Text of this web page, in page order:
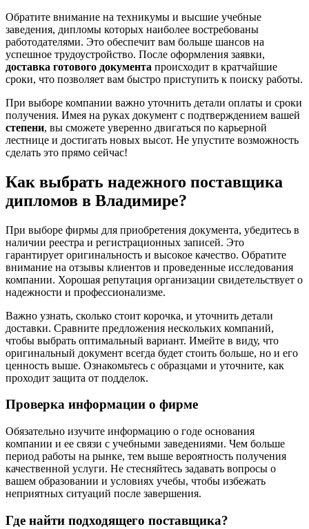
Обратите внимание на техникумы и высшие учебные
заведения, дипломы которых наиболее востребованы
работодателями. Это обеспечит вам больше шансов на
успешное трудоустройство. После оформления заявки,
доставка готового документа происходит в кратчайшие
сроки, что позволяет вам быстро приступить к поиску работы.
При выборе компании важно уточнить детали оплаты и сроки
получения. Имея на руках документ с подтверждением вашей
степени, вы сможете уверенно двигаться по карьерной
лестнице и достигать новых высот. Не упустите возможность
сделать это прямо сейчас!
Как выбрать надежного поставщика
дипломов в Владимире?
При выборе фирмы для приобретения документа, убедитесь в
наличии реестра и регистрационных записей. Это
гарантирует оригинальность и высокое качество. Обратите
внимание на отзывы клиентов и проведенные исследования
компании. Хорошая репутация организации свидетельствует о
надежности и профессионализме.
Важно узнать, сколько стоит корочка, и уточнить детали
доставки. Сравните предложения нескольких компаний,
чтобы выбрать оптимальный вариант. Имейте в виду, что
оригинальный документ всегда будет стоить больше, но и его
ценность выше. Ознакомьтесь с образцами и уточните, как
проходит защита от подделок.
Проверка информации о фирме
Обязательно изучите информацию о годе основания
компании и ее связи с учебными заведениями. Чем больше
период работы на рынке, тем выше вероятность получения
качественной услуги. Не стесняйтесь задавать вопросы о
вашем образовании и условиях учебы, чтобы избежать
неприятных ситуаций после завершения.
Где найти подходящего поставщика?